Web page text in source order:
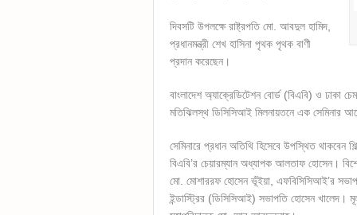
দিবসটি উপলক্ষে রাষ্ট্রপতি মো. আবদুল হামিদ,
প্রধানমন্ত্রী শেখ হাসিনা পৃথক পৃথক বাণী
প্রদান করেছেন।
বাংলাদেশ অ্যাক্রেডিটেশন বোর্ড (বিএবি) ও ঢাকা
মতিঝিলস্থ ডিসিসিআই মিলনায়তনে এক সেমিনার
সেমিনারে প্রধান অতিথি হিসেবে উপস্থিত
বিএবি’র চেয়ারম্যান অধ্যাপক আলতাফ হোসেন।
মো. মোশাররফ হোসেন ভূঁইয়া, এফবিসিসিআই’র
ইন্ডাস্ট্রির (ডিসিসিআই) সভাপতি হোসেন খালেদ।